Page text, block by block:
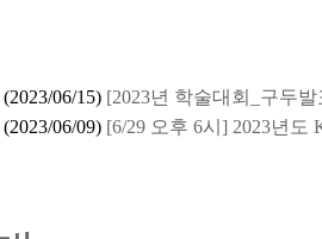
(2023/06/15) [2023년 학술대회_구두
(2023/06/09) [6/29 오후 6시] 2023년도